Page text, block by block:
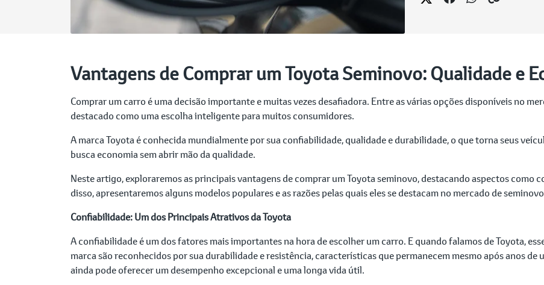
Vantagens de Comprar um Toyota Seminovo: Qualidade e
Comprar um carro é uma decisão importante e muitas vezes desafiadora. Entre as várias opções disponíveis no
destacado como uma escolha inteligente para muitos consumidores.
A marca Toyota é conhecida mundialmente por sua confiabilidade, qualidade e durabilidade, o que torna seus
busca economia sem abrir mão da qualidade.
Neste artigo, exploraremos as principais vantagens de comprar um Toyota seminovo, destacando aspectos como
disso, apresentaremos alguns modelos populares e as razões pelas quais eles se destacam no mercado de
Confiabilidade: Um dos Principais Atrativos da Toyota
A confiabilidade é um dos fatores mais importantes na hora de escolher um carro. E quando falamos de Toyota,
marca são reconhecidos por sua durabilidade e resistência, características que permanecem mesmo após anos de
ainda pode oferecer um desempenho excepcional e uma longa vida útil.